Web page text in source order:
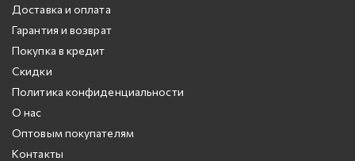
Доставка и оплата
Гарантия и возврат
Покупка в кредит
Скидки
Политика конфиденциальности
О нас
Оптовым покупателям
Контакты